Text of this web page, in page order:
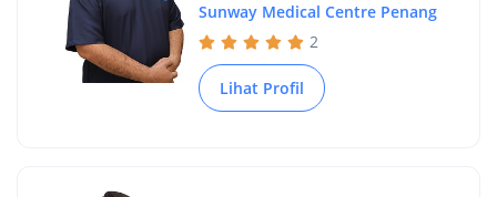
Sunway Medical Centre Penang
2
Lihat Profil